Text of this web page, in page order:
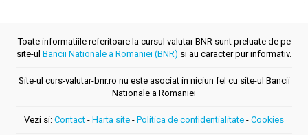
Toate informatiile referitoare la cursul valutar BNR sunt preluate de pe
site-ul Bancii Nationale a Romaniei (BNR) si au caracter pur informativ.
Site-ul curs-valutar-bnr.ro nu este asociat in niciun fel cu site-ul Bancii
Nationale a Romaniei
Vezi si: Contact - Harta site - Politica de confidentialitate - Cookies